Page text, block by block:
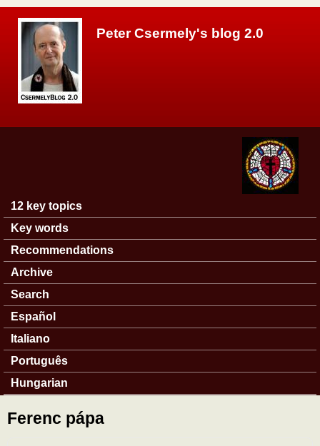
Peter Csermely's blog 2.0
Main menu
12 key topics
Key words
Recommendations
Archive
Search
Español
Italiano
Português
Hungarian
Ferenc pápa